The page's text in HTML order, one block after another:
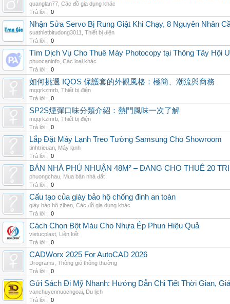
quanglan77 Các đồ gia dụng khác
Trả lời:
0
Nhận Sửa Servo Bị Rung Giật Khi Chạy, 8 Nguyên Nhân
suathietbitudong3011
Thiết bị điện
Trả lời:
0
Tìm Dịch Vụ Cho Thuê Máy Photocopy tại Thông Tây Hội
phuocaninfo Các loại khác
Trả lời:
0
如何挑選 IQOS 保護套的外觀風格：極簡、潮流與商務
mqqrkzmrb Thiết bị điện
Trả lời:
0
SP2S煙彈口味分類介紹：熱門風味一次了解
mqqrkzmrb Thiết bị điện
Trả lời:
0
Lắp Đặt Máy Lạnh Treo Tường Samsung Cho Showroom
tinhtrieuan Máy lạnh
Trả lời:
0
BÁN NHÀ PHÚ NHUẬN 48M² – ĐANG CHO THUÊ 20
phuongchau Mua bán nhà đất
Trả lời:
0
Cấu tạo của giày bảo hộ chống đinh an toàn
giày bảo hộ ziben Các đồ gia dụng khác
Trả lời:
0
Cách Chọn Bột Màu Cho Nhựa Ép Phun Hiệu Quả
vietucplast Liên kết
Trả lời:
0
CADWorx 2025 For AutoCAD 2026
Drograms Thông gió thông thường
Trả lời:
0
Gửi Sách Đi Mỹ Nhanh: Hướng Dẫn Chi Tiết Thời Gian,
vanchuyennuocngoai Du lịch
Trả lời:
0